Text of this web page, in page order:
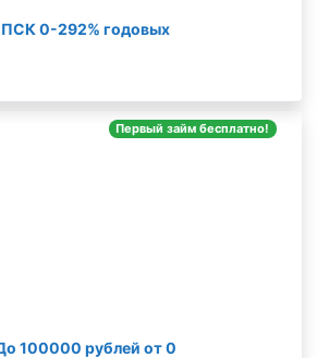
ПСК 0-292% годовых
Первый займ бесплатно!
100000 рублей от 0